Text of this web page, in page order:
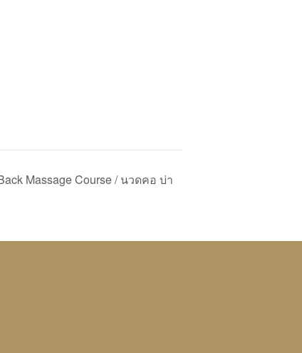
Massage Course / นวดคอ บ่า